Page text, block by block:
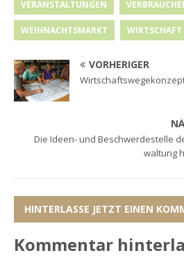
VERANSTALTUNGEN
WEIHNACHTSMARKT WIRTSCHAFT
VORHERIGER
Die Ideen- und Beschwerdestelle
waltung
HINTERLASSE JETZT EINEN
Kommentar